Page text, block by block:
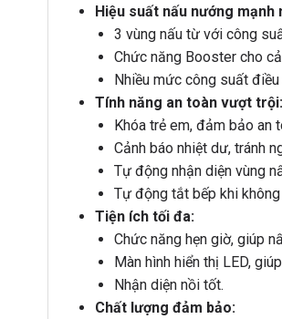
Hiệu suất nấu nướng mạnh
3 vùng nấu từ với công
Chức năng Booster cho
Nhiều mức công suất
Tính năng an toàn vượt trội:
Khóa trẻ em, đảm bảo an
Cảnh báo nhiệt dư, tránh
Tự động nhận diện vùng
Tự động tắt bếp khi không
Tiện ích tối đa:
Chức năng hẹn giờ, giúp
Màn hình hiển thị LED,
Nhận diện nồi tốt.
Chất lượng đảm bảo: